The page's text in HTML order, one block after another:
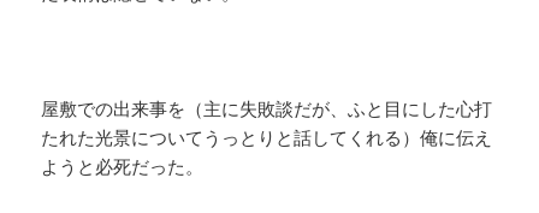
屋敷での出来事を（主に失敗談だが、ふと目にした心打
たれた光景についてうっとりと話してくれる）俺に伝え
ようと必死だった。